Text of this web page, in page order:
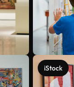
iStock